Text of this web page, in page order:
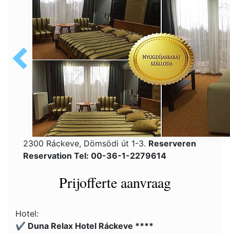
2300 Ráckeve, Dömsödi út 1-3. Reserveren
Reservation Tel: 00-36-1-2279614
Prijofferte aanvraag
Hotel:
✔️ Duna Relax Hotel Ráckeve ****